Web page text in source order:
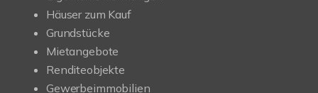
Häuser zum Kauf
Grundstücke
Mietangebote
Renditeobjekte
Gewerbeimmobilien